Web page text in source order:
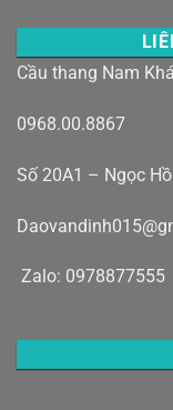
Cầu thang Nam
0968.00.8867
Số 20A1 – Ngọc
Zalo: 0978877555